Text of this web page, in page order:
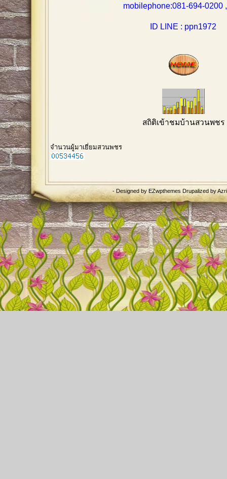
mobilephone:081-694-0200 ,
ID LINE : ppn1972
สถิติเข้าชมบ้านสวนพชร
จำนวนผู้มาเยี่ยมสวนพชร
- Designed byEZwpthemesDrupalized by